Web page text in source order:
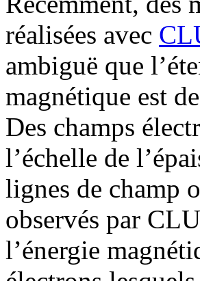
réalisées avec
ambiguë que
magnétique est
Des champs
l’échelle de
lignes de champ
observés par
l’énergie